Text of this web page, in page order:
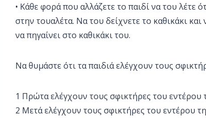
• Κάθε φορά που αλλάζετε το παιδί να του λέτε
στην τουαλέτα. Να του δείχνετε το καθικάκι
να πηγαίνει στο καθικάκι του.
Να θυμάστε ότι τα παιδιά ελέγχουν τους
1 Πρώτα ελέγχουν τους σφικτήρες του εντέρου
2 Μετά ελέγχουν τους σφικτήρες του εντέρου